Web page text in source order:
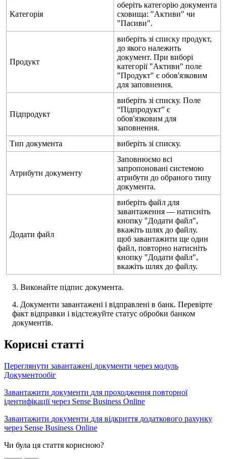
Категорія
оберіть категорію документа
сховища: "Активи" чи
"Пасиви".
Продукт
виберіть зі списку продукт,
до якого належить
документ. При виборі
категорії "Активи" поле
"Продукт" є обов'язковим
для заповнення.
Підпродукт
виберіть зі списку. Поле
“Підпродукт” є
обов'язковим для
заповнення.
Тип документа виберіть зі списку.
Атрибути документу
Заповнюємо всі
запропоновані системою
атрибути до обраного типу
документа.
Додати файл
виберіть файл для
завантаження — натисніть
кнопку "Додати файл",
вкажіть шлях до файлу.
щоб завантажити ще один
файл, повторно натисніть
кнопку "Додати файл",
вкажіть шлях до файлу.
3. Виконайте підпис документа.
4. Документи завантажені і відправлені в банк. Перевірте
факт відправки і відстежуйте статус обробки банком
документів.
Корисні статті
Переглянути завантажені документи через модуль
Документообіг
Завантажити документи для проходження повторної
ідентифікації через Sense Business Online
Завантажити документи для відкриття додаткового рахунку
через Sense Business Online
Чи була ця стаття корисною?